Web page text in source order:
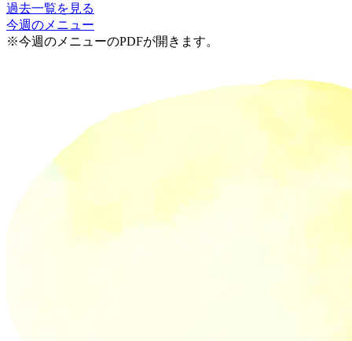
過去一覧を見る
今週のメニュー
※今週のメニューのPDFが開きます。